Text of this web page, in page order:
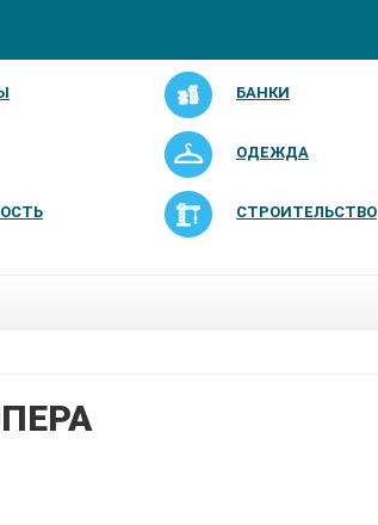
БАНКИ
ОДЕЖДА
СТРОИТЕЛЬСТВО